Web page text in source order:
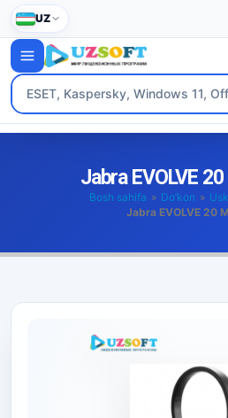
UZ
Jabra EVOLVE
Bosh sahifa » Do’kon »
Jabra EVOLVE 20